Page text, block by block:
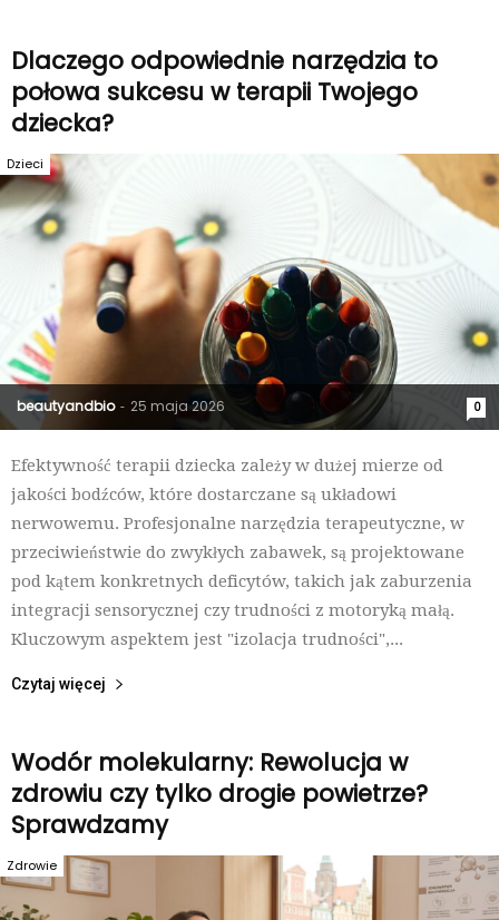
Dlaczego odpowiednie narzędzia to
połowa sukcesu w terapii Twojego
dziecka?
beautyandbio - 25 maja 2026 0
Dzieci
Efektywność terapii dziecka zależy w dużej mierze od
jakości bodźców, które dostarczane są układowi
nerwowemu. Profesjonalne narzędzia terapeutyczne, w
przeciwieństwie do zwykłych zabawek, są projektowane
pod kątem konkretnych deficytów, takich jak zaburzenia
integracji sensorycznej czy trudności z motoryką małą.
Kluczowym aspektem jest "izolacja trudności",...
Czytaj więcej
Wodór molekularny: Rewolucja w
zdrowiu czy tylko drogie powietrze?
Sprawdzamy
Zdrowie